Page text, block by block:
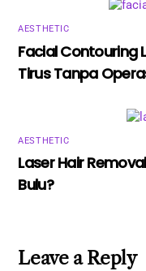
AESTHETIC
Facial Contouring
Tirus Tanpa
AESTHETIC
Laser Hair
Bulu?
Leave a Reply